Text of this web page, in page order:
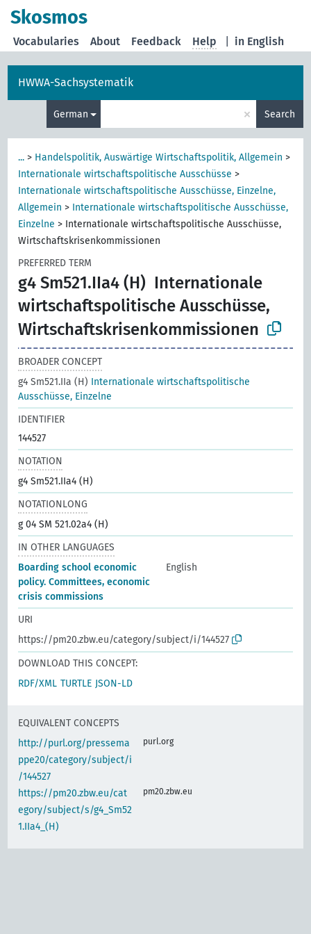
Skosmos
in English
Vocabularies About Feedback Help
HWWA-Sachsystematik
German × Search
... > Handelspolitik, Auswärtige Wirtschaftspolitik, Allgemein >
Internationale wirtschaftspolitische Ausschüsse >
Internationale wirtschaftspolitische Ausschüsse, Einzelne,
Allgemein > Internationale wirtschaftspolitische Ausschüsse,
Einzelne > Internationale wirtschaftspolitische Ausschüsse,
Wirtschaftskrisenkommissionen
PREFERRED TERM
g4 Sm521.IIa4 (H) Internationale
wirtschaftspolitische Ausschüsse,
Wirtschaftskrisenkommissionen
BROADER CONCEPT
g4 Sm521.IIa (H) Internationale wirtschaftspolitische
Ausschüsse, Einzelne
IDENTIFIER
144527
NOTATION
g4 Sm521.IIa4 (H)
NOTATIONLONG
g 04 SM 521.02a4 (H)
IN OTHER LANGUAGES
Boarding school economic
policy. Committees, economic
crisis commissions
English
URI
https://pm20.zbw.eu/category/subject/i/144527
DOWNLOAD THIS CONCEPT:
RDF/XML TURTLE JSON-LD
EQUIVALENT CONCEPTS
http://purl.org/pressema
ppe20/category/subject/i
/144527
purl.org
https://pm20.zbw.eu/cat
egory/subject/s/g4_Sm52
1.IIa4_(H)
pm20.zbw.eu